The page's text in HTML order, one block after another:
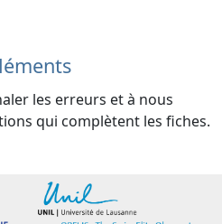
les erreurs et à nous
qui complètent les fiches.